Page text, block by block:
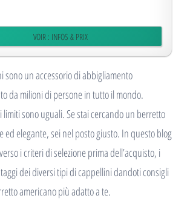
VOIR : INFOS & PRIX
sono un accessorio di abbigliamento
da milioni di persone in tutto il mondo.
sono uguali. Se stai cercando un berretto
ed elegante, sei nel posto giusto. In questo blog
i criteri di selezione prima dell’acquisto, i
dei diversi tipi di cappellini dandoti consigli
americano più adatto a te.